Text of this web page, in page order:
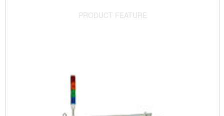
PRODUCT FEATURE